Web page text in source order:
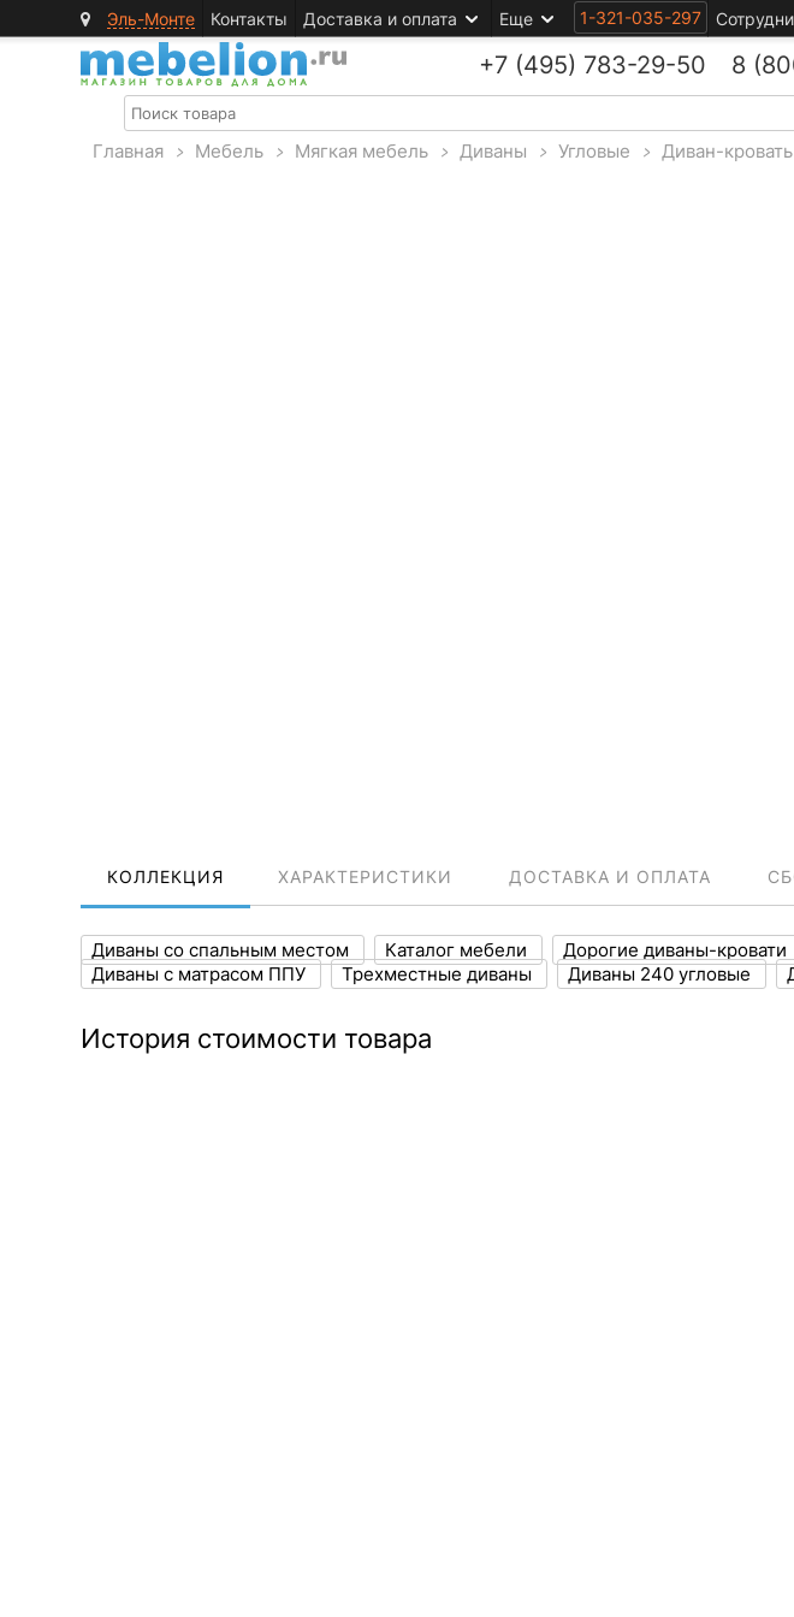
Эль-Монте Контакты Доставка и оплата Еще 1-321-035-297
+7 (495) 783-29-50 8
Главная > Мебель > Мягкая мебель > Диваны > Угловые > Диван-
КОЛЛЕКЦИЯ ХАРАКТЕРИСТИКИ ДОСТАВКА И ОПЛАТА
Диваны со спальным местом Каталог мебели Дорогие диваны-кровати
Диваны с матрасом ППУ
Трехместные диваны Диваны 240 угловые
История стоимости товара